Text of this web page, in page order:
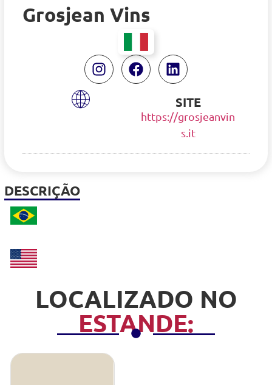
DESCRIÇÃO
LOCALIZADO NO
ESTANDE:
Grosjean Vins
SITE
https://grosjeanvin
s.it